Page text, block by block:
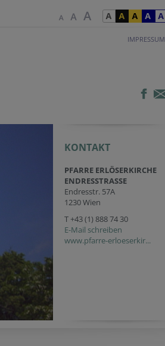
IMPRESSUM
KONTAKT
PFARRE ERLÖSERKIRCHE
ENDRESSTRASSE
Endresstr. 57A
1230 Wien
T+43 (1) 888 74 30
E-Mail schreiben
www.pfarre-erloeserkir...